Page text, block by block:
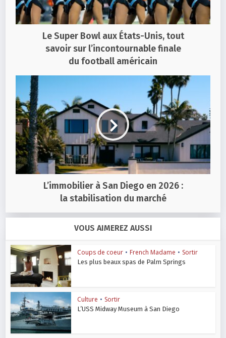
Le Super Bowl aux États-Unis, tout
savoir sur l’incontournable finale
du football américain
L’immobilier à San Diego en 2026 :
la stabilisation du marché
VOUS AIMEREZ AUSSI
Coups de coeur • French Madame • Sortir
Les plus beaux spas de Palm Springs
Culture • Sortir
L’USS Midway Museum à San Diego